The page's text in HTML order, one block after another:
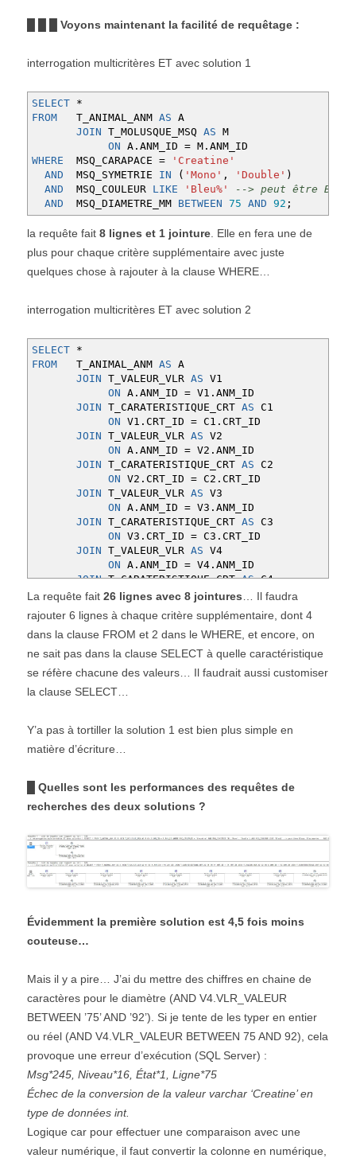
█ █ █ Voyons maintenant la facilité de requêtage :
interrogation multicritères ET avec solution 1
SELECT *
FROM T_ANIMAL_ANM AS A
JOIN T_MOLUSQUE_MSQ AS M
ON A . ANM_ID = M . ANM_ID
WHERE MSQ_CARAPACE =
'Creatine'
AND MSQ_SYMETRIE IN ( 'Mono' , 'Double' )
AND MSQ_COULEUR LIKE 'Bleu%'
--> peut être
AND MSQ_DIAMETRE_MM BETWEEN 75 AND 92 ;
la requête fait 8 lignes et 1 jointure. Elle en fera une de
plus pour chaque critère supplémentaire avec juste
quelques chose à rajouter à la clause WHERE…
interrogation multicritères ET avec solution 2
SELECT *
FROM T_ANIMAL_ANM AS A
JOIN T_VALEUR_VLR AS V1
ON A . ANM_ID = V1 . ANM_ID
JOIN T_CARATERISTIQUE_CRT AS C1
ON V1 . CRT_ID = C1 . CRT_ID
JOIN T_VALEUR_VLR AS V2
ON A . ANM_ID = V2 . ANM_ID
JOIN T_CARATERISTIQUE_CRT AS C2
ON V2 . CRT_ID = C2 . CRT_ID
JOIN T_VALEUR_VLR AS V3
ON A . ANM_ID = V3 . ANM_ID
JOIN T_CARATERISTIQUE_CRT AS C3
ON V3 . CRT_ID = C3 . CRT_ID
JOIN T_VALEUR_VLR AS V4
ON A . ANM_ID = V4 . ANM_ID
JOINT_CARATERISTIQUE_CRTASC4
ONV4.CRT_ID =C4.CRT_ID
ANDV1.VLR_VALEUR=
'Creatine'
AND C2.CRT_LIBELLE= 'Symétrie'
AND V2.VLR_VALEURIN ('Mono', 'Double')
ANDV3.VLR_VALEURLIKE
'Bleu%'
ANDC4.CRT_LIBELLE
La requête fait 26 lignes avec 8 jointures… Il faudra
rajouter 6 lignes à chaque critère supplémentaire, dont 4
dans la clause FROM et 2 dans le WHERE, et encore, on
ne sait pas dans la clause SELECT à quelle caractéristique
se réfère chacune des valeurs… Il faudrait aussi customiser
la clause SELECT…
Y’a pas à tortiller la solution 1 est bien plus simple en
matière d’écriture…
█ Quelles sont les performances des requêtes de
recherches des deux solutions ?
Évidemment la première solution est 4,5 fois moins
couteuse…
Mais il y a pire… J’ai du mettre des chiffres en chaine de
caractères pour le diamètre (AND V4.VLR_VALEUR
BETWEEN ’75’ AND ’92’). Si je tente de les typer en entier
ou réel (AND V4.VLR_VALEUR BETWEEN 75 AND 92), cela
provoque une erreur d’exécution (SQL Server) :
Msg*245, Niveau*16, État*1, Ligne*75
Échec de la conversion de la valeur varchar ‘Creatine’ en
type de données int.
Logique car pour effectuer une comparaison avec une
valeur numérique, il faut convertir la colonne en numérique,